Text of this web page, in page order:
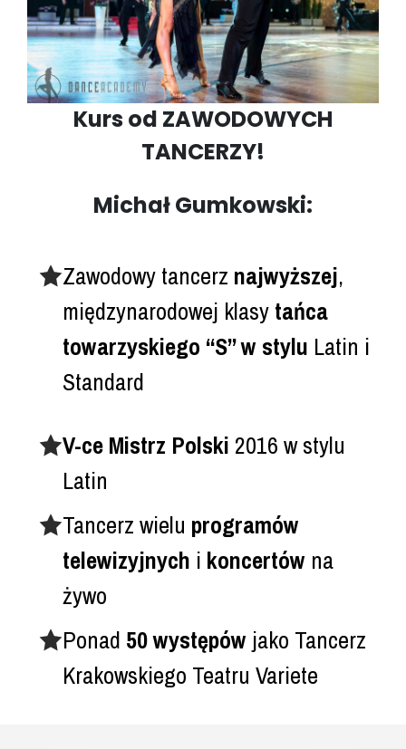
Kurs od ZAWODOWYCH
TANCERZY!
Michał Gumkowski:
Zawodowy tancerz najwyższej,
międzynarodowej klasy tańca
towarzyskiego “S” w stylu Latin i
Standard
V-ce Mistrz Polski 2016 w stylu
Latin
Tancerz wielu programów
telewizyjnych i koncertów na
żywo
Ponad 50 występów jako Tancerz
Krakowskiego Teatru Variete